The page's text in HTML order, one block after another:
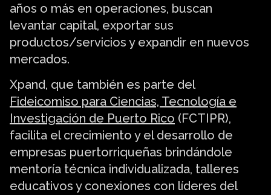
años o más en operaciones, buscan
levantar capital, exportar sus
productos/servicios y expandir en nuevos
mercados.
Xpand, que también es parte del
Fideicomiso para Ciencias, Tecnología e
Investigación de Puerto Rico (FCTIPR),
facilita el crecimiento y el desarrollo de
empresas puertorriqueñas brindándole
mentoría técnica individualizada, talleres
educativos y conexiones con líderes del